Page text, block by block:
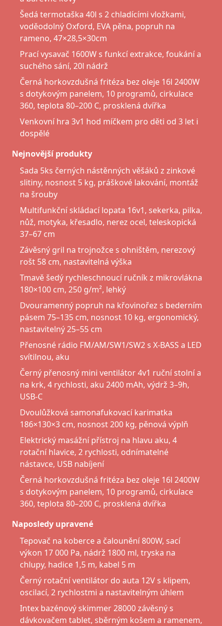
Šedá termotaška 40l s 2 chladícími vložkami,
voděodolný Oxford, EVA pěna, popruh na
rameno, 47×28,5×30cm
Prací vysavač 1600W s funkcí extrakce, foukání a
suchého sání, 20l nádrž
Černá horkovzdušná fritéza bez oleje 16l 2400W
s dotykovým panelem, 10 programů, cirkulace
360, teplota 80–200 C, prosklená dvířka
Venkovní hra 3v1 hod míčkem pro děti od 3 let i
dospělé
Nejnovější produkty
Sada 5ks černých nástěnných věšáků z zinkové
slitiny, nosnost 5 kg, práškové lakování, montáž
na šrouby
Multifunkční skládací lopata 16v1, sekerka, pilka,
nůž, motyka, křesadlo, nerez ocel, teleskopická
37–67 cm
Závěsný gril na trojnožce s ohništěm, nerezový
rošt 58 cm, nastavitelná výška
Tmavě šedý rychleschnoucí ručník z mikrovlákna
180×100 cm, 250 g/m², lehký
Dvouramenný popruh na křovinořez s bederním
pásem 75–135 cm, nosnost 10 kg, ergonomický,
nastavitelný 25–55 cm
Přenosné rádio FM/AM/SW1/SW2 s X-BASS a LED
svítilnou, aku
Černý přenosný mini ventilátor 4v1 ruční stolní a
na krk, 4 rychlosti, aku 2400 mAh, výdrž 3–9h,
USB-C
Dvoulůžková samonafukovací karimatka
186×130×3 cm, nosnost 200 kg, pěnová výplň
Elektrický masážní přístroj na hlavu aku, 4
rotační hlavice, 2 rychlosti, odnímatelné
nástavce, USB nabíjení
Černá horkovzdušná fritéza bez oleje 16l 2400W
s dotykovým panelem, 10 programů, cirkulace
360, teplota 80–200 C, prosklená dvířka
Naposledy upravené
Tepovač na koberce a čalounění 800W, sací
výkon 17 000 Pa, nádrž 1800 ml, tryska na
chlupy, hadice 1,5 m, kabel 5 m
Černý rotační ventilátor do auta 12V s klipem,
oscilací, 2 rychlostmi a nastavitelným úhlem
Intex bazénový skimmer 28000 závěsný s
dávkovačem tablet, sběrným košem a ramenem,